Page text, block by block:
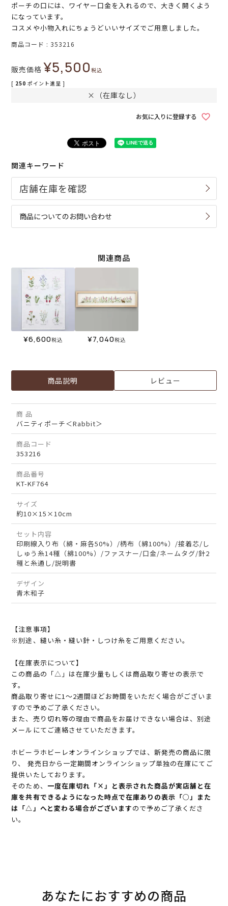
ポーチの口には、ワイヤー口金を入れるので、大きく開くよう
になっています。
コスメや小物入れにちょうどいいサイズでご用意しました。
商品コード 353216
販売価格 ¥5,500税込
[ 250 ポイント進呈 ]
×（在庫なし）
お気に入りに登録する
関連キーワード
商品についてのお問い合わせ
関連商品
¥6,600税込 ¥7,040税込
商品説明 レビュー
商 品
バニティポーチ＜Rabbit＞
商品コード
353216
商品番号
KT-KF764
サイズ
約10×15×10cm
セット内容
印刷線入り布（綿・麻各50%）/柄布（綿100%）/接着芯/し
しゅう糸14種（綿100%）/ファスナー/口金/ネームタグ/針2
種と糸通し/説明書
デザイン
青木和子
【注意事項】
※別途、縫い糸・縫い針・しつけ糸をご用意ください。
【在庫表示について】
この商品の「△」は在庫少量もしくは商品取り寄せの表示で
す。
商品取り寄せに1～2週間ほどお時間をいただく場合がございま
すので予めご了承ください。
また、売り切れ等の理由で商品をお届けできない場合は、別途
メールにてご連絡させていただきます。
ホビーラホビーレオンラインショップでは、新発売の商品に限
り、 発売日から一定期間オンラインショップ単独の在庫にてご
提供いたしております。
そのため、 一度在庫切れ「×」と表示された商品が実店舗と在
庫を共有できるようになった時点で在庫ありの表示「○」また
は「△」へと変わる場合がございますので予めご了承くださ
い。
あなたにおすすめの商品